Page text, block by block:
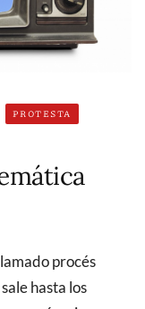
PROTESTA
hasta los